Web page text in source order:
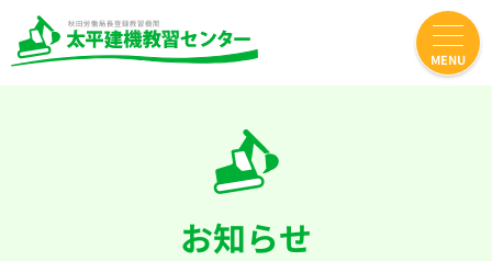
MENU
お知らせ